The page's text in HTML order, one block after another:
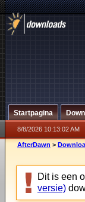
Startpagina
8/8/2026 10:13:02 AM
AfterDawn >
Dit is een
versie)